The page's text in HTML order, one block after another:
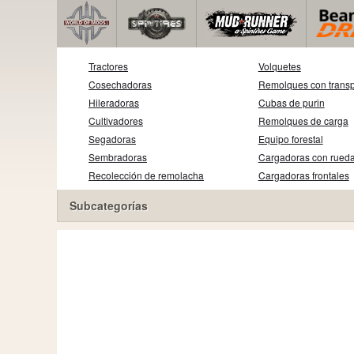
Tractores
Cosechadoras
Hileradoras
Cultivadores
Segadoras
Sembradoras
Recolección de remolacha
Volquetes
Remolques con
Cubas de purin
Remolques de carga
Equipo forestal
Cargadoras con
Cargadoras frontales
Subcategorías